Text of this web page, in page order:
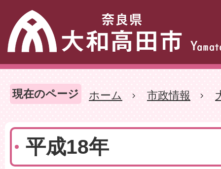
現在のページ ホーム 市政情報
平成18年